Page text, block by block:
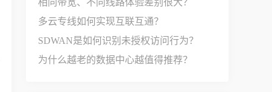
相同带宽、不同线路体验差别很大？
多云专线如何实现互联互通？
SDWAN是如何识别未授权访问行为？
为什么越老的数据中心越值得推荐？